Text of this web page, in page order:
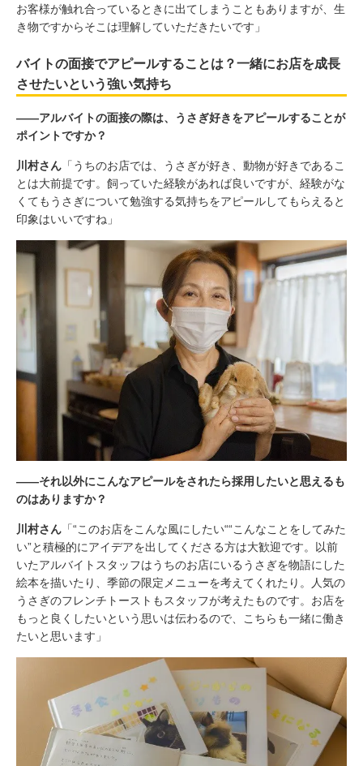
お客様が触れ合っているときに出てしまうこともありますが、生
き物ですからそこは理解していただきたいです」
バイトの面接でアピールすることは？一緒にお店を成長
させたいという強い気持ち
――アルバイトの面接の際は、うさぎ好きをアピールすることが
ポイントですか？
川村さん 「うちのお店では、うさぎが好き、動物が好きであるこ
とは大前提です。飼っていた経験があれば良いですが、経験がな
くてもうさぎについて勉強する気持ちをアピールしてもらえると
印象はいいですね」
――それ以外にこんなアピールをされたら採用したいと思えるも
のはありますか？
川村さん 「“このお店をこんな風にしたい““こんなことをしてみた
い”と積極的にアイデアを出してくださる方は大歓迎です。以前
いたアルバイトスタッフはうちのお店にいるうさぎを物語にした
絵本を描いたり、季節の限定メニューを考えてくれたり。人気の
うさぎのフレンチトーストもスタッフが考えたものです。お店を
もっと良くしたいという思いは伝わるので、こちらも一緒に働き
たいと思います」